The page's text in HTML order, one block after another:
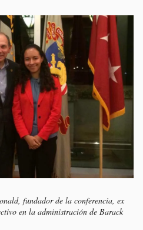
fundador de la conferencia, ex
en la administración de Barack